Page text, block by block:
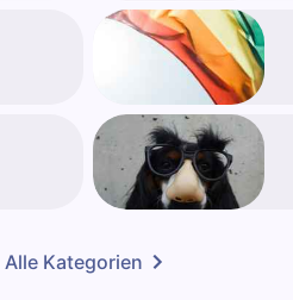
Alle Kategorien